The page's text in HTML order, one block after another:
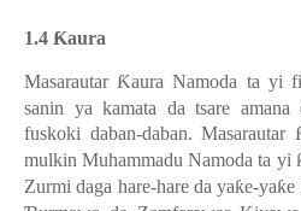
1.4 Ƙaura
Masarautar Ƙaura Namoda ta yi
sanin ya kamata da tsare
fuskoki daban-daban. Masarautar
mulkin Muhammadu Namoda ta yi
Zurmi daga hare-hare da yaƙe-yaƙe